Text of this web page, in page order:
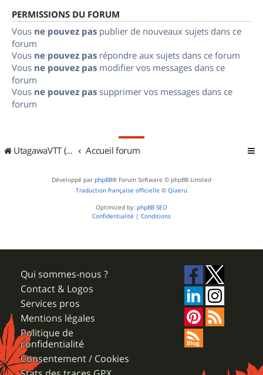
PERMISSIONS DU FORUM
Vous ne pouvez pas publier de nouveaux sujets dans ce
forum
Vous ne pouvez pas répondre aux sujets dans ce forum
Vous ne pouvez pas modifier vos messages dans ce
forum
Vous ne pouvez pas supprimer vos messages dans ce
forum
UtagawaVTT (Randos VTT et VTTAE avec traces GPS) Accueil forum
Développé par phpBB® Forum Software © phpBB Limited
Traduction française officielle © Qiaeru
Optimized by: phpBB SEO
Confidentialité | Conditions
Qui sommes-nous ?
Contact & Logos
Services pros
Mentions légales
Politique de
confidentialité
Consentement / Cookies